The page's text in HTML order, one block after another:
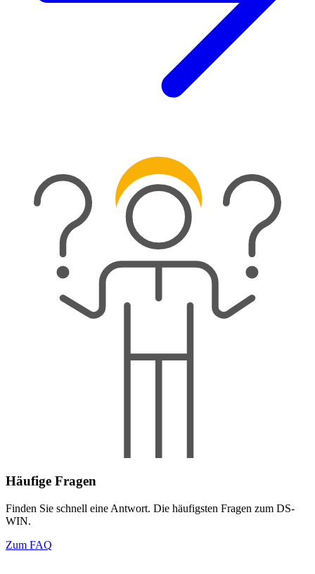
Häufige Fragen
Finden Sie schnell eine Antwort. Die häufigsten Fragen zum DS-
WIN.
Zum FAQ